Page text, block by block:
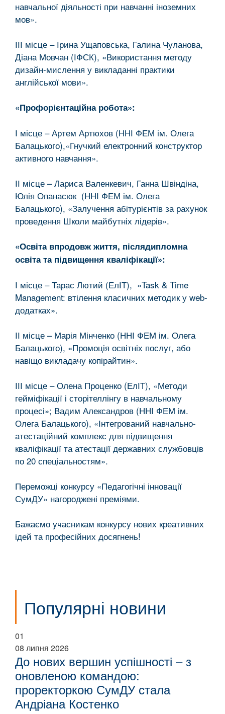
навчальної діяльності при навчанні іноземних
мов».
ІІІ місце – Ірина Ущаповська, Галина Чуланова,
Діана Мовчан (ІФСК), «Використання методу
дизайн-мислення у викладанні практики
англійської мови».
«Профорієнтаційна робота»:
І місце – Артем Артюхов (ННІ ФЕМ ім. Олега
Балацького),«Гнучкий електронний конструктор
активного навчання».
ІІ місце – Лариса Валенкевич, Ганна Швіндіна,
Юлія Опанасюк (ННІ ФЕМ ім. Олега
Балацького), «Залучення абітурієнтів за рахунок
проведення Школи майбутніх лідерів».
«Освіта впродовж життя, післядипломна
освіта та підвищення кваліфікації»:
І місце – Тарас Лютий (ЕлІТ), «Task & Time
Management: втілення класичних методик у web-
додатках».
ІІ місце – Марія Мінченко (ННІ ФЕМ ім. Олега
Балацького), «Промоція освітніх послуг, або
навіщо викладачу копірайтин».
ІІІ місце – Олена Проценко (ЕлІТ), «Методи
гейміфікації і сторітеллінгу в навчальному
процесі»; Вадим Александров (ННІ ФЕМ ім.
Олега Балацького), «Інтегрований навчально-
атестаційний комплекс для підвищення
кваліфікації та атестації державних службовців
по 20 спеціальностям».
Переможці конкурсу «Педагогічні інновації
СумДУ» нагороджені преміями.
Бажаємо учасникам конкурсу нових креативних
ідей та професійних досягнень!
Популярні новини
01
08 липня 2026
До нових вершин успішності – з
оновленою командою:
проректоркою СумДУ стала
Андріана Костенко